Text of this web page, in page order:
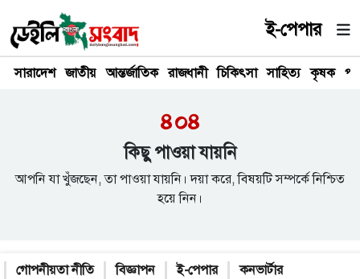
ই-পেপার
সারাদেশ জাতীয় আন্তর্জাতিক রাজধানী চিকিৎসা সাহিত্য কৃষক
৪০৪
কিছু পাওয়া যায়নি
আপনি যা খুঁজছেন, তা পাওয়া যায়নি। দয়া করে, বিষয়টি সম্পর্কে নিশ্চিত
হয়ে নিন।
গোপনীয়তা নীতি বিজ্ঞাপন ই-পেপার কনভার্টার